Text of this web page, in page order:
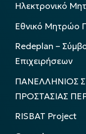
Ηλεκτρονικό
Εθνικό Μητρώο
Redeplan –
Επιχειρήσεων
ΠΑΝΕΛΛΗΝΙΟΣ
ΠΡΟΣΤΑΣΙΑΣ
RISBAT Project